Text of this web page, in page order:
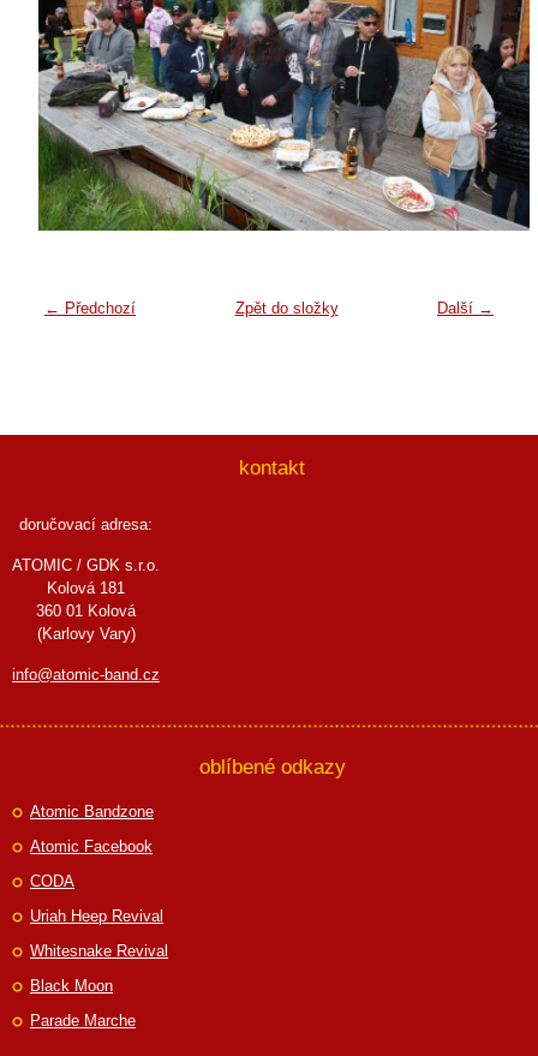
← Předchozí Další →
Zpět do složky
kontakt
doručovací adresa:
ATOMIC / GDK s.r.o.
Kolová 181
360 01 Kolová
(Karlovy Vary)
info@atomic-band.cz
oblíbené odkazy
Atomic Bandzone
Atomic Facebook
CODA
Uriah Heep Revival
Whitesnake Revival
Black Moon
Parade Marche